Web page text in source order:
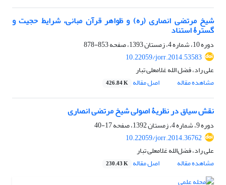
شیخ مرتضی انصاری (ره) و ظواهر قرآن مبانی، شرایط حجیت و
گسترۀ استناد
دوره 10، شماره 4، زمستان 1393، صفحه
853-878
10.22059/jorr.2014.53583
علی راد، فضل الله غلامعلی تبار
مشاهده مقاله
اصل مقاله 426.84 K
نقش سیاق در نظریۀ اصولی شیخ مرتضی انصاری
دوره 9، شماره 4، زمستان 1392، صفحه
17-40
10.22059/jorr.2014.36762
علی راد، فضل‌الله غلامعلی تبار
مشاهده مقاله
اصل مقاله 230.43 K